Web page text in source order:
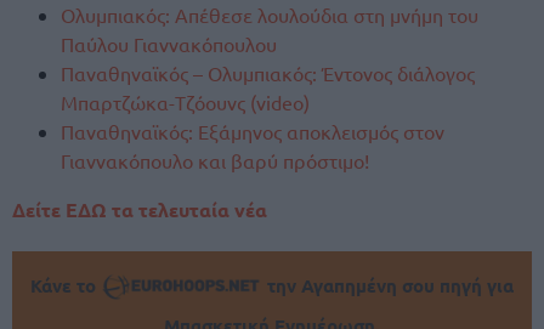
Ολυμπιακός: Απέθεσε λουλούδια στη μνήμη του
Παύλου Γιαννακόπουλου
Παναθηναϊκός – Ολυμπιακός: Έντονος διάλογος
Μπαρτζώκα-Τζόουνς (video)
Παναθηναϊκός: Εξάμηνος αποκλεισμός στον
Γιαννακόπουλο και βαρύ πρόστιμο!
Δείτε ΕΔΩ τα τελευταία νέα
Κάνε το
την Αγαπημένη σου πηγή για